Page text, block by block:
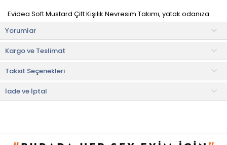
Evidea Soft Mustard Çift Kişilik Nevresim Takımı, yatak odanıza
ürünüdür. Zarif tasarımı sayesinde mekâna ferah ve canlı bir
atmosfer katar, dekorasyonunuzu tamamlayan hoş bir görünüm
sunar.
Yumuşak dokulu kumaşı sayesinde ciltle nazik temas eder ve
rahat bir uyku deneyimi sağlar. Çift kişilik ölçüsü sayesinde
yatağınızı tam olarak sarar ve düzenli bir görünüm oluşturur.
Takım içerisinde nevresim, çarşaf ve yastık kılıfları yer alarak
Yorumlar
Kargo ve Teslimat
Taksit Seçenekleri
İade ve İptal